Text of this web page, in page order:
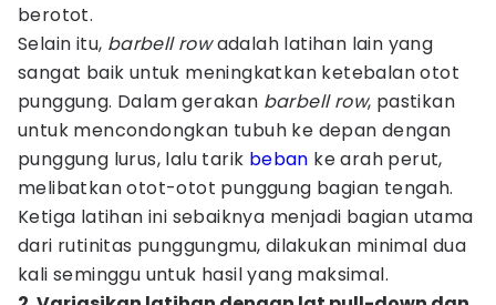
berotot.
Selain itu, barbell rowadalah latihan lain yang
sangat baik untuk meningkatkan ketebalan otot
punggung. Dalam gerakan barbell row, pastikan
untuk mencondongkan tubuh ke depan dengan
punggung lurus, lalu tarik beban ke arah perut,
melibatkan otot-otot punggung bagian tengah.
Ketiga latihan ini sebaiknya menjadi bagian utama
dari rutinitas punggungmu, dilakukan minimal dua
kali seminggu untuk hasil yang maksimal.